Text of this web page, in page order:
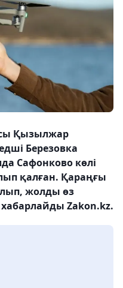
Қызылжар
Березовка
Сафонково көлі
қалған. Қараңғы
жолды өз
Zakon.kz.